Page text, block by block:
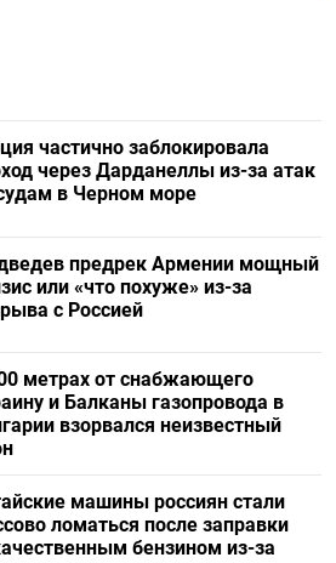
частично заблокировала
через Дарданеллы из-за атак
в Черном море
предрек Армении мощный
или «что похуже» из-за
с Россией
метрах от снабжающего
и Балканы газопровода в
взорвался неизвестный
машины россиян стали
ломаться после заправки
бензином из-за